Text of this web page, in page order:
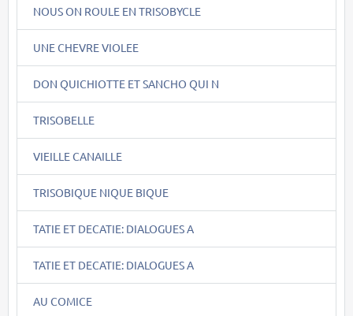
NOUS ON ROULE EN TRISOBYCLE
UNE CHEVRE VIOLEE
DON QUICHIOTTE ET SANCHO QUI N
TRISOBELLE
VIEILLE CANAILLE
TRISOBIQUE NIQUE BIQUE
TATIE ET DECATIE: DIALOGUES A
TATIE ET DECATIE: DIALOGUES A
AU COMICE